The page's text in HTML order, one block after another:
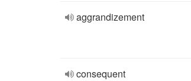
aggrandizement
consequent